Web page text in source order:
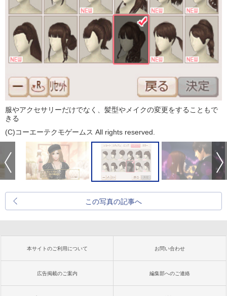
服やアクセサリーだけでなく、髪型やメイクの変更をすることもで
きる
(C)コーエーテクモゲームス All rights reserved.
この写真の記事へ
本サイトのご利用について お問い合わせ
広告掲載のご案内 編集部へのご連絡